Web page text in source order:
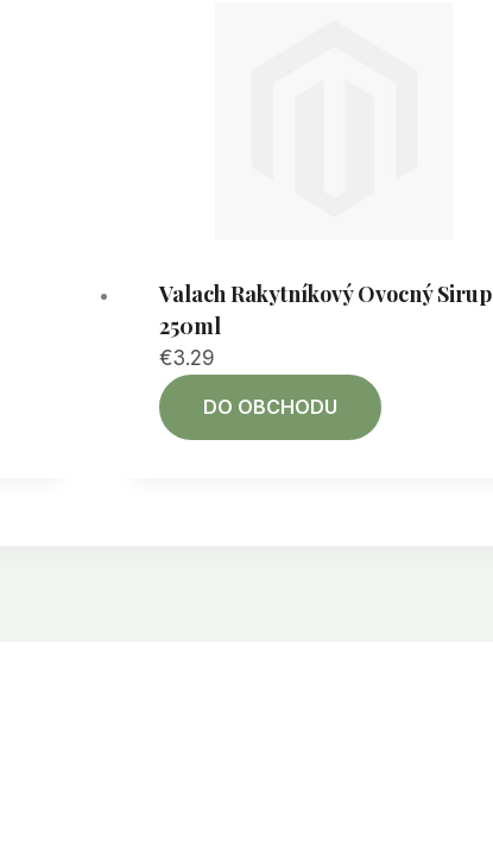
Valach Rakytníkový Ovocný Sirup
250ml
€3.29
DO OBCHODU